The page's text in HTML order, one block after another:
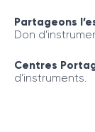
Partageons
Don
Centres
d’instruments.